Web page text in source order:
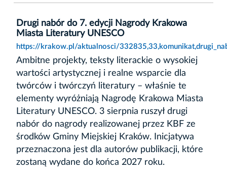
Drugi nabór do 7. edycji Nagrody Krakowa
Miasta Literatury UNESCO
https://krakow.pl/aktualnosci/
Ambitne projekty, teksty literackie o wysokiej
wartości artystycznej i realne wsparcie dla
twórców i twórczyń literatury – właśnie te
elementy wyróżniają Nagrodę Krakowa Miasta
Literatury UNESCO. 3 sierpnia ruszył drugi
nabór do nagrody realizowanej przez KBF ze
środków Gminy Miejskiej Kraków. Inicjatywa
przeznaczona jest dla autorów publikacji, które
zostaną wydane do końca 2027 roku.